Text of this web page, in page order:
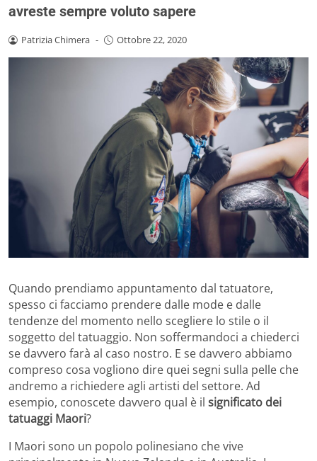
avreste sempre voluto sapere
Patrizia Chimera - Ottobre 22, 2020
Quando prendiamo appuntamento dal tatuatore,
spesso ci facciamo prendere dalle mode e dalle
tendenze del momento nello scegliere lo stile o il
soggetto del tatuaggio. Non soffermandoci a chiederci
se davvero farà al caso nostro. E se davvero abbiamo
compreso cosa vogliono dire quei segni sulla pelle che
andremo a richiedere agli artisti del settore. Ad
esempio, conoscete davvero qual è il significato dei
tatuaggi Maori?
I Maori sono un popolo polinesiano che vive